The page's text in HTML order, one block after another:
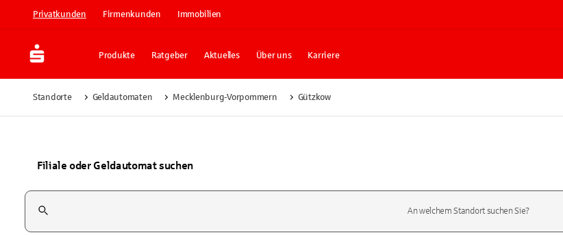
Privatkunden Firmenkunden Immobilien
Produkte Ratgeber Aktuelles Über uns Karriere
Standorte Geldautomaten Mecklenburg-Vorpommern Gützkow
Filiale oder Geldautomat suchen
Suchfeld